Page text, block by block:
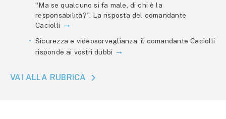
“Ma se qualcuno si fa male, di chi è la
responsabilità?”. La risposta del comandante
Caciolli
Sicurezza e videosorveglianza: il comandante Caciolli
risponde ai vostri dubbi
VAI ALLA RUBRICA